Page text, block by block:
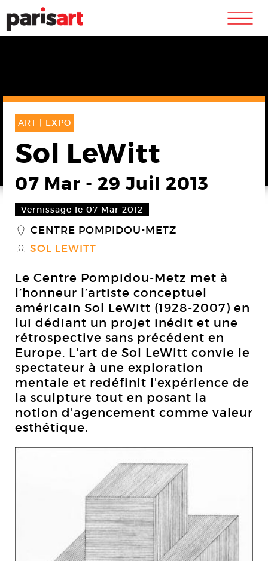
m
ART | EXPO
Sol LeWitt
07 Mar - 29 Juil 2013
Vernissage le 07 Mar 2012
_ CENTRE POMPIDOU-METZ
S SOL LEWITT
Le Centre Pompidou-Metz met à
l’honneur l’artiste conceptuel
américain Sol LeWitt (1928-2007) en
lui dédiant un projet inédit et une
rétrospective sans précédent en
Europe. L'art de Sol LeWitt convie le
spectateur à une exploration
mentale et redéfinit l'expérience de
la sculpture tout en posant la
notion d'agencement comme valeur
esthétique.